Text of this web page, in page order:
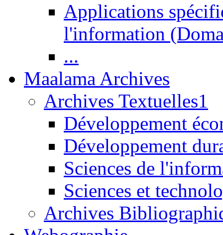
Applications
l'information
...
Maalama Archives
Archives Textuelles1
Développement
Développement
Sciences de
Sciences et
Archives